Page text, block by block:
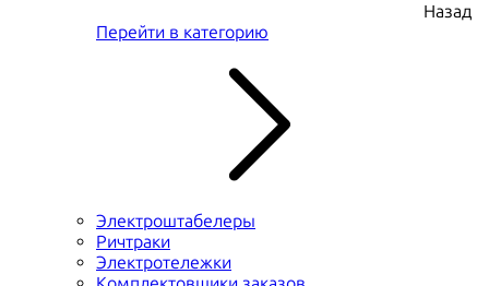
Назад
Перейти в категорию
Электроштабелеры
Ричтраки
Электротележки